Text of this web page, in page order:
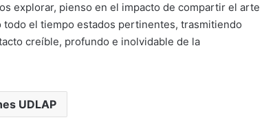
explorar, pienso en el impacto de compartir el arte
el tiempo estados pertinentes, trasmitiendo
creíble, profundo e inolvidable de la
UDLAP